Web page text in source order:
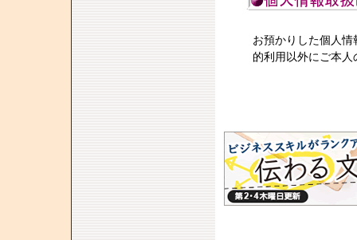
お預かりした個人
的利用以外にご本